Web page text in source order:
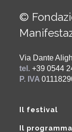
©
Via Dante
tel. +39 0544
P. IVA
Il festival
Il programma